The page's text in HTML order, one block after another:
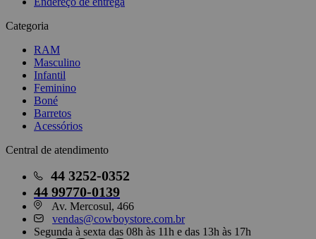
Categoria
RAM
Masculino
Infantil
Feminino
Boné
Barretos
Acessórios
Central de atendimento
44 3252-0352
44 99770-0139
Av. Mercosul, 466
vendas@cowboystore.com.br
Segunda à sexta das 08h às 11h e das 13h às 17h